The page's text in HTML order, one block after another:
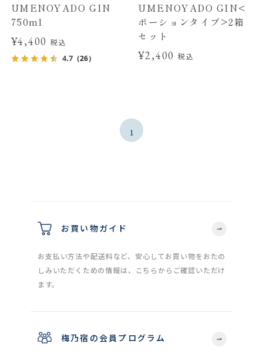
UMENOYADO GIN
750ml
¥4,400税込
4.7（26）
UMENOYADO GIN<
ポーションタイプ>2箱
セット
¥2,400 税込
1
お買い物ガイド
お支払い方法や配送料など、安心してお買い物をおたの
しみいただくための情報は、こちらからご確認いただけ
ます。
梅乃宿の会員プログラム